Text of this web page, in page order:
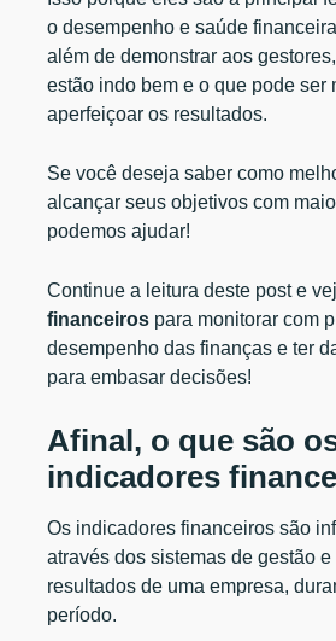
o desempenho e saúde
além de demonstrar aos
estão indo bem e o que pode ser
aperfeiçoar os resultados.
Se você deseja saber como
alcançar seus objetivos com
podemos ajudar!
Continue a leitura deste post e
financeiros para monitorar com
desempenho das finanças e ter
para embasar decisões!
Afinal, o que são
indicadores
Os indicadores financeiros são
através dos sistemas de gestão
resultados de uma empresa,
período.